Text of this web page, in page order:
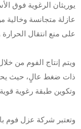
يوريثان الرغوية فوق
عازلة متجانسة وخالية
على منع انتقال
ويتم إنتاج الفوم من
ذات ضغط عالٍ، حيث
وتكوين طبقة رغوية
وتعتبر شركة عزل فوم